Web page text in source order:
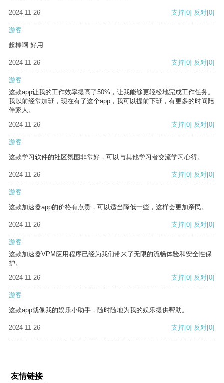
2024-11-26 支持[0] 反对[0]
游客
超棒啊 好用
2024-11-26 支持[0] 反对[0]
游客
这款app让我的工作效率提高了50%，让我能够更轻松地完成工作任务。
我以前经常加班，现在有了这个app，我可以提前下班，有更多的时间陪
伴家人。
2024-11-26
支持[0] 反对[0]
游客
这款学习软件的社区氛围非常好，可以与其他学习者交流学习心得。
2024-11-26 支持[0] 反对[0]
游客
这款加速器app的价格有点贵，可以适当降低一些，这样会更加亲民。
2024-11-26 支持[0] 反对[0]
游客
这款加速器VPM应用程序已经为我们带来了无限的流畅体验和安全性保
护。
2024-11-26
支持[0] 反对[0]
游客
这款app就像我的娱乐小助手，随时随地为我的娱乐提供帮助。
2024-11-26 支持[0] 反对[0]
友情链接